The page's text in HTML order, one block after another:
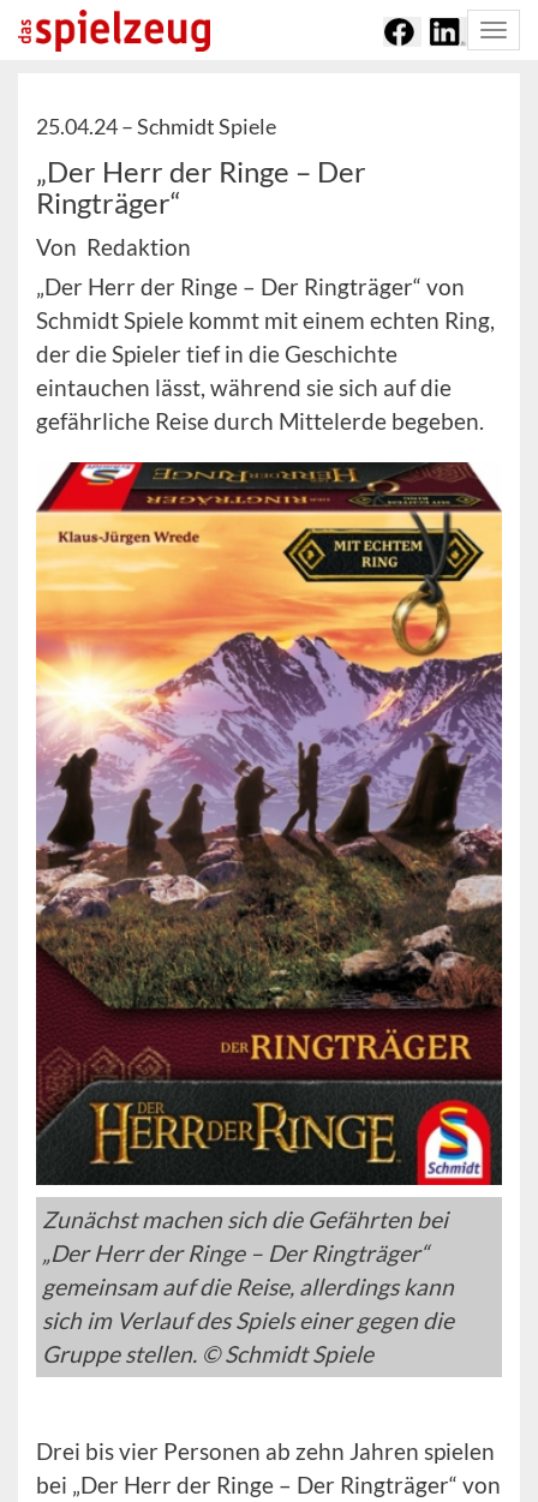
25.04.24 –Schmidt Spiele
„Der Herr der Ringe – Der
Ringträger“
Von Redaktion
„Der Herr der Ringe – Der Ringträger“ von
Schmidt Spiele kommt mit einem echten Ring,
der die Spieler tief in die Geschichte
eintauchen lässt, während sie sich auf die
gefährliche Reise durch Mittelerde begeben.
Zunächst machen sich die Gefährten bei
„Der Herr der Ringe – Der Ringträger“
gemeinsam auf die Reise, allerdings kann
sich im Verlauf des Spiels einer gegen die
Gruppe stellen. © Schmidt Spiele
Drei bis vier Personen ab zehn Jahren spielen
bei „Der Herr der Ringe – Der Ringträger“ von